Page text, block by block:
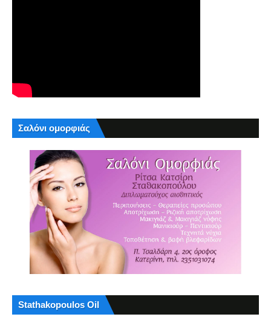
Σαλόνι ομορφιάς
Stathakopoulos Oil